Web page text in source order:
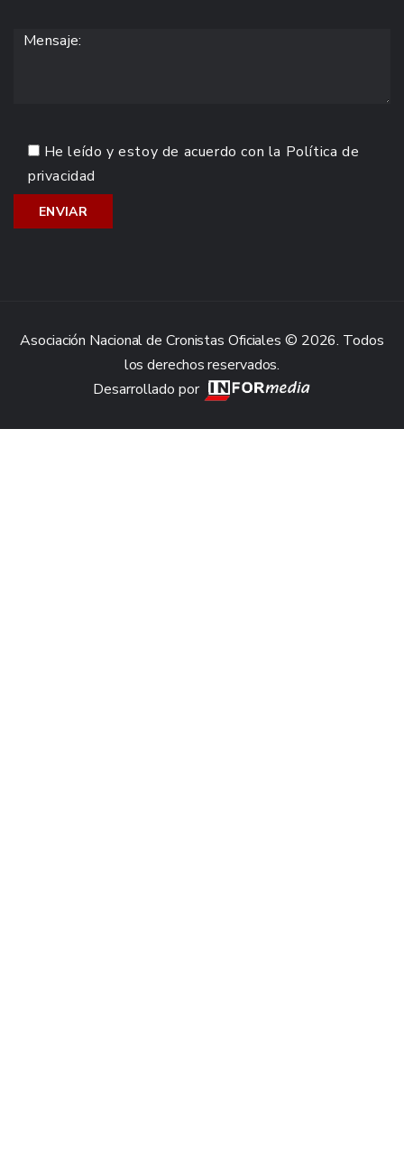
He leído y estoy de acuerdo con la Política de
privacidad
Asociación Nacional de Cronistas Oficiales © 2026. Todos
los derechos reservados.
Desarrollado por